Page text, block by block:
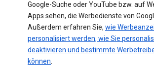
Google-Suche oder YouTube bzw. auf
Apps sehen, die Werbedienste von
Außerdem erfahren Sie, wie
personalisiert werden, wie Sie
deaktivieren und bestimmte
können.